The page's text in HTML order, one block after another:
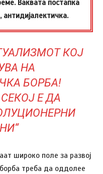
Ваквата постапка
КОЈ
НА
БОРБА!
Е ДА
широко поле за развој
треба да оддолее